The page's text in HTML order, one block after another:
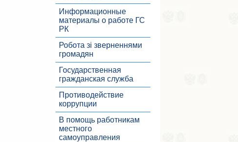
Информационные
материалы о работе ГС
РК
Робота зі зверненнями
громадян
Государственная
гражданская служба
Противодействие
коррупции
В помощь работникам
местного
самоуправления